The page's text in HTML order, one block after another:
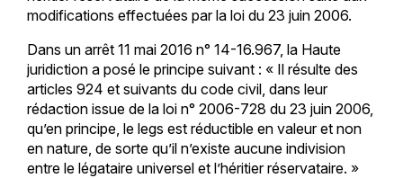
modifications effectuées par la loi du 23 juin 2006.
Dans un arrêt 11 mai 2016 n° 14-16.967, la Haute
juridiction a posé le principe suivant : « Il résulte des
articles 924 et suivants du code civil, dans leur
rédaction issue de la loi n° 2006-728 du 23 juin 2006,
qu’en principe, le legs est réductible en valeur et non
en nature, de sorte qu’il n’existe aucune indivision
entre le légataire universel et l’héritier réservataire. »